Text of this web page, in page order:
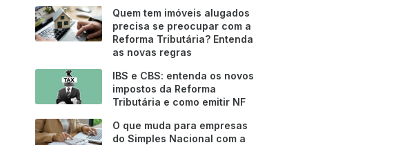
Quem tem imóveis alugados
precisa se preocupar com a
Reforma Tributária? Entenda
as novas regras
IBS e CBS: entenda os novos
impostos da Reforma
Tributária e como emitir NF
O que muda para empresas
do Simples Nacional com a